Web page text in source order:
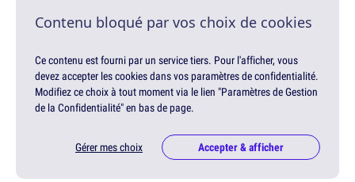
Contenu bloqué par vos choix de cookies
Ce contenu est fourni par un service tiers. Pour l'afficher, vous
devez accepter les cookies dans vos paramètres de confidentialité.
Modifiez ce choix à tout moment via le lien "Paramètres de Gestion
de la Confidentialité" en bas de page.
Gérer mes choix Accepter & afficher